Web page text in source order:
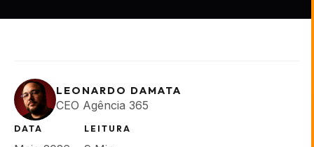
LEONARDO DAMATA
CEO Agência 365
DATA LEITURA